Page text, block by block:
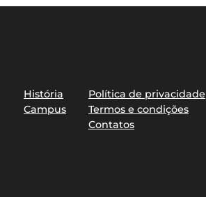
História
Campus
Política de privacidade
Termos e condições
Contatos